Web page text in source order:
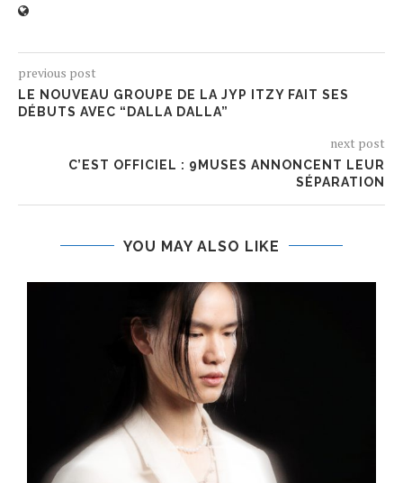
previous post
LE NOUVEAU GROUPE DE LA JYP ITZY FAIT SES
DÉBUTS AVEC “DALLA DALLA”
next post
C’EST OFFICIEL : 9MUSES ANNONCENT LEUR
SÉPARATION
YOU MAY ALSO LIKE